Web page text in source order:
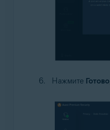
Нажмите Готово